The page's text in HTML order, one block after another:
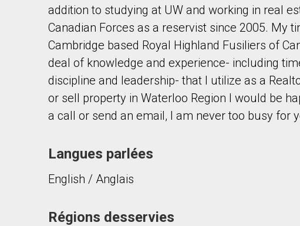
En cliquant sur le bouton « soumettre », vous
addition to studying at UW and working in real
Canadian Forces as a reservist since 2005. My
Cambridge based Royal Highland Fusiliers of
deal of knowledge and experience- including
discipline and leadership- that I utilize as a
or sell property in Waterloo Region I would be
a call or send an email, I am never too busy for
Langues parlées
English / Anglais
Régions desservies